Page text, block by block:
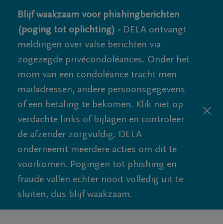
Blijf waakzaam voor phishingberichten
(poging tot oplichting) - DELA ontvangt
meldingen over valse berichten via
zogezegde privécondoléances. Onder het
mom van een condoléance tracht men
mailadressen, andere persoonsgegevens
of een betaling te bekomen. Klik niet op
verdachte links of bijlagen en controleer
de afzender zorgvuldig. DELA
onderneemt meerdere acties om dit te
voorkomen. Pogingen tot phishing en
fraude vallen echter nooit volledig uit te
sluiten, dus blijf waakzaam.